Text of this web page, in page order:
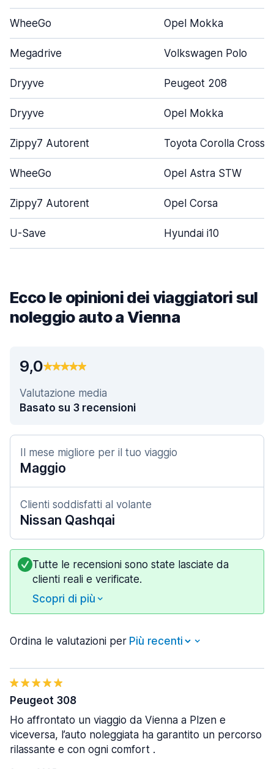
WheeGo Opel Mokka
Megadrive Volkswagen Polo
Dryyve Peugeot 208
Dryyve Opel Mokka
Zippy7 Autorent Toyota Corolla Cross
WheeGo Opel Astra STW
Zippy7 Autorent Opel Corsa
U-Save Hyundai i10
Ecco le opinioni dei viaggiatori sul
noleggio auto a Vienna
9,0
Valutazione media
Basato su 3 recensioni
Il mese migliore per il tuo viaggio
Maggio
Clienti soddisfatti al volante
Nissan Qashqai
Tutte le recensioni sono state lasciate da
clienti reali e verificate.
Scopri di più
Ordina le valutazioni per
Peugeot 308
Ho affrontato un viaggio da Vienna a Plzen e
viceversa, l’auto noleggiata ha garantito un percorso
rilassante e con ogni comfort .